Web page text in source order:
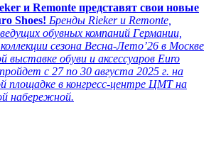
и Remonte представят свои новые
Shoes! Бренды Rieker и Remonte,
обувных компаний Германии,
сезона Весна-Лето’26 в Москве
выставке обуви и аксессуаров Euro
c 27 по 30 августа 2025 г. на
площадке в конгресс-центре ЦМТ на
набережной.